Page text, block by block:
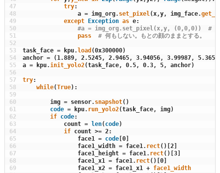
47
48
49
50
51
52
53
54
55
56
57
58
59
60
61
62
63
64
65
66
67
68
69
try:
a = img_org. set_pixel(x,y, img_face.
except
Exception as e:
#a = img_org.set_pixel(x,y, (0,0,0))  # 黒
pass
# 何もしない。もとの顔のままとする。
task_face = kpu. load (0x300000)
anchor = ( 1.889, 2.5245, 2.9465, 3.94056, 3.99987, 5.3658
a = kpu.init_yolo2(task_face, 0.5, 0.3, 5, anchor)
try:
while(True) :
img = sensor. snapshot( )
code = kpu. run_yolo2(task_face, img)
if code:
count = len( code)
if count >= 2:
face1 = code [0
face1_width = face1. rect( ) [2
face1_height = face1. rect( ) [3
face1_x1 = face1. rect( ) [0
face1_x2 = face1_x1 + face1_width